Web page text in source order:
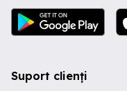
Suport clienți